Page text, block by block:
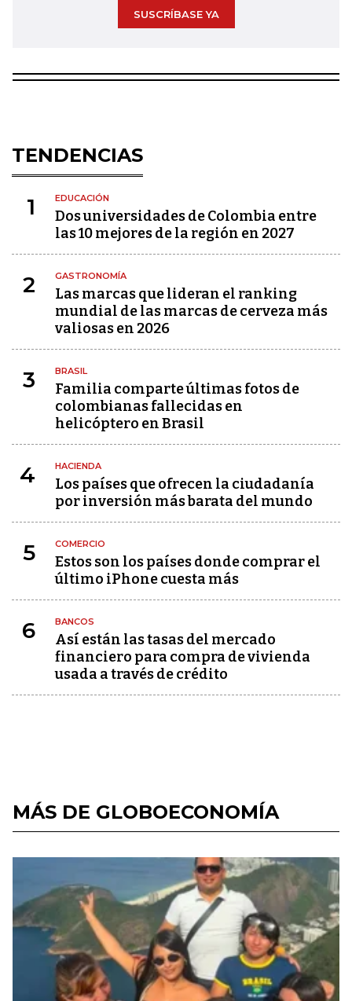
SUSCRÍBASE YA
TENDENCIAS
1 EDUCACIÓN
Dos universidades de Colombia entre
las 10 mejores de la región en 2027
2 GASTRONOMÍA
Las marcas que lideran el ranking
mundial de las marcas de cerveza más
valiosas en 2026
3 BRASIL
Familia comparte últimas fotos de
colombianas fallecidas en
helicóptero en Brasil
4 HACIENDA
Los países que ofrecen la ciudadanía
por inversión más barata del mundo
5 COMERCIO
Estos son los países donde comprar el
último iPhone cuesta más
6 BANCOS
Así están las tasas del mercado
financiero para compra de vivienda
usada a través de crédito
MÁS DE GLOBOECONOMÍA